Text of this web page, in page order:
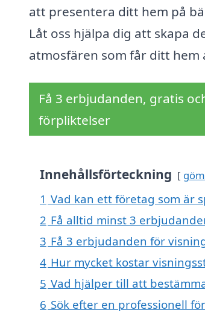
att presentera ditt hem på
Låt oss hjälpa dig att skapa
atmosfären som får ditt hem
Få 3 erbjudanden, gratis
förpliktelser
Innehållsförteckning
1 Vad kan ett företag som är
2 Få alltid minst 3
3 Få 3 erbjudanden för
4 Hur mycket kostar
5 Vad hjälper till att
6 Sök efter en professionell